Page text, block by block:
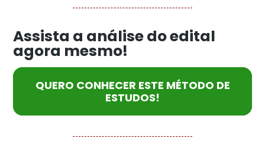
Assista a análise do edital
agora mesmo!
QUERO CONHECER ESTE MÉTODO DE
ESTUDOS!